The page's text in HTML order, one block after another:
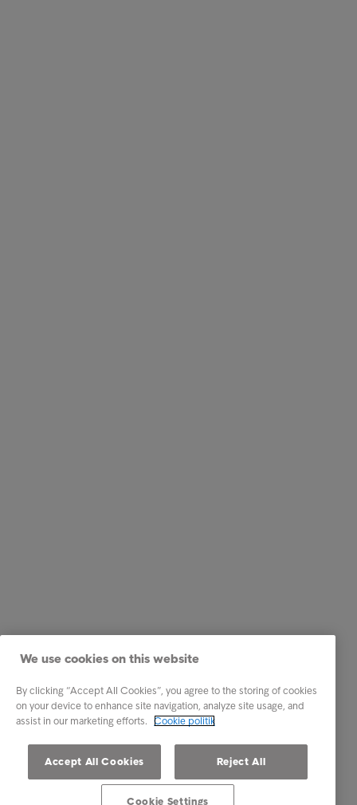
We use cookies on this website
By clicking “Accept All Cookies”, you agree to the storing of cookies
on your device to enhance site navigation, analyze site usage, and
assist in our marketing efforts. Cookie politik
Accept All Cookies Reject All
Cookie Settings